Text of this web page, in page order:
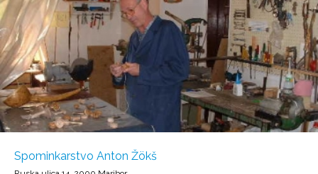
Spominkarstvo Anton Žökš